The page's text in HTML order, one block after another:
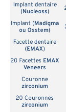
Implant dentaire
(Nucleoss)
Implant (Madigma
ou Osstem)
Facette dentaire
(EMAX)
20 Facettes EMAX
Veneers
Couronne
zirconium
20 Couronnes
zirconium